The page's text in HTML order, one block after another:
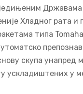
Хладног рата и
типа
скупа унапред
ускладиштених у